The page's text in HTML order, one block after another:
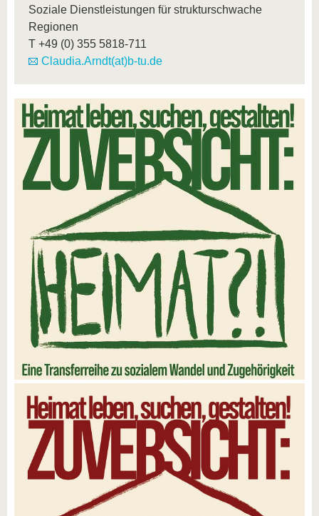
Soziale Dienstleistungen für strukturschwache
Regionen
T +49 (0) 355 5818-711
Claudia.Arndt(at)b-tu.de